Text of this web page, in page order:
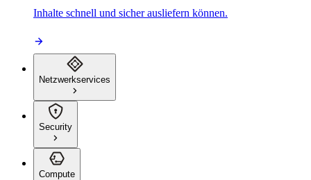
Inhalte schnell und sicher ausliefern können.
Netzwerkservices
Security
Compute